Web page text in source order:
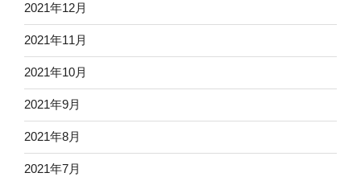
2021年12月
2021年11月
2021年10月
2021年9月
2021年8月
2021年7月